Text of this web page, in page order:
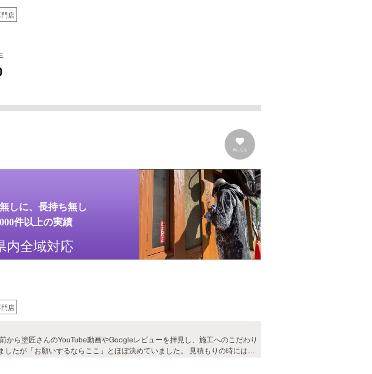
店
気になる
しに、長持ち無し
件以上の実績
内全域対応
店
から塗匠さんのYouTube動画やGoogleレビューを拝見し、施工へのこだわり
たが「お願いするならここ」とほぼ決めていました。 見積もりの時には、